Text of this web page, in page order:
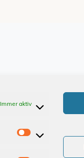
Immer aktiv
S
Kontakt